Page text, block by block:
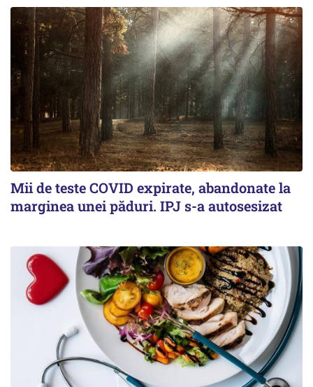
Mii de teste COVID expirate, abandonate la
marginea unei păduri. IPJ s-a autosesizat